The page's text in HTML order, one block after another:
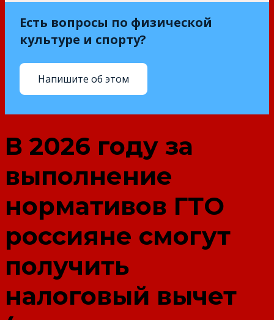
Есть вопросы по физической
культуре и спорту?
Напишите об этом
В 2026 году за
выполнение
нормативов ГТО
россияне смогут
получить
налоговый вычет